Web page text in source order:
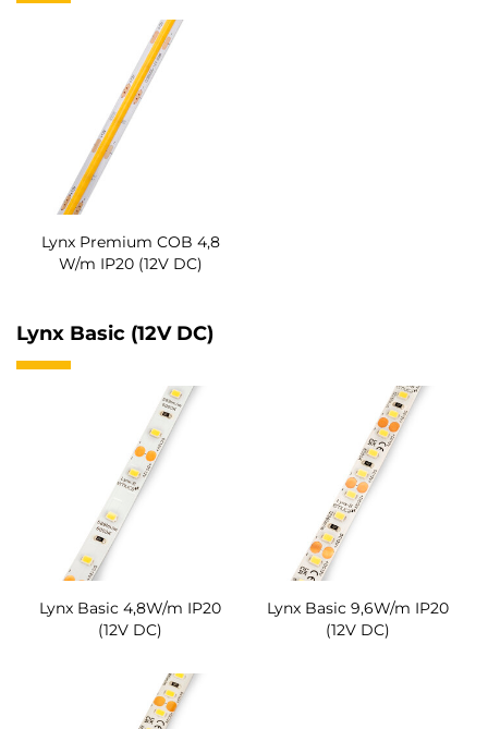
Lynx Premium COB 4,8
W/m IP20 (12V DC)
Lynx Basic (12V DC)
Lynx Basic 4,8W/m IP20
(12V DC)
Lynx Basic 9,6W/m IP20
(12V DC)